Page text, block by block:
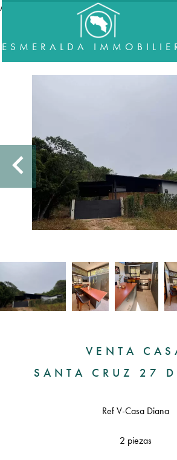
//accordeon
ESMERALDA
VENTA
SANTA CRUZ 27
Ref V-Casa Diana
2 piezas